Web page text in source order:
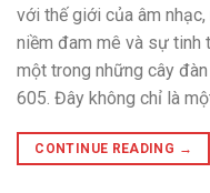
với thế giới của âm
niềm đam mê và sự tinh
một trong những cây
605. Đây không chỉ là
CONTINUE READING →